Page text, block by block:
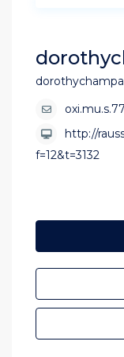
http://
f=12&t=3132